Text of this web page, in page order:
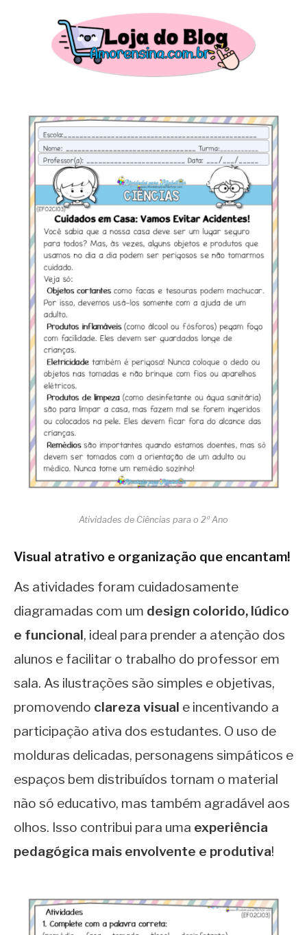
Atividades de Ciências para o 2º Ano
Visual atrativo e organização que encantam!
As atividades foram cuidadosamente
diagramadas com um design colorido, lúdico
e funcional, ideal para prender a atenção dos
alunos e facilitar o trabalho do professor em
sala. As ilustrações são simples e objetivas,
promovendo clareza visual e incentivando a
participação ativa dos estudantes. O uso de
molduras delicadas, personagens simpáticos e
espaços bem distribuídos tornam o material
não só educativo, mas também agradável aos
olhos. Isso contribui para uma experiência
pedagógica mais envolvente e produtiva!